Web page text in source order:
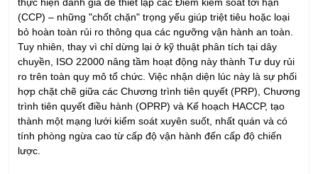
Nội dung: